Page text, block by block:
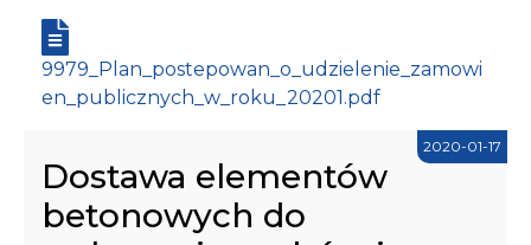
9979_Plan_postepowan_o_udzielenie_zamowi
en_publicznych_w_roku_20201.pdf
Dostawa elementów
betonowych do
2020-01-17